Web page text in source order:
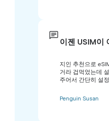
이젠 USIM이
지인 추천으로
거라 겁먹었는데
주어서 간단히 설
Penguin Susan